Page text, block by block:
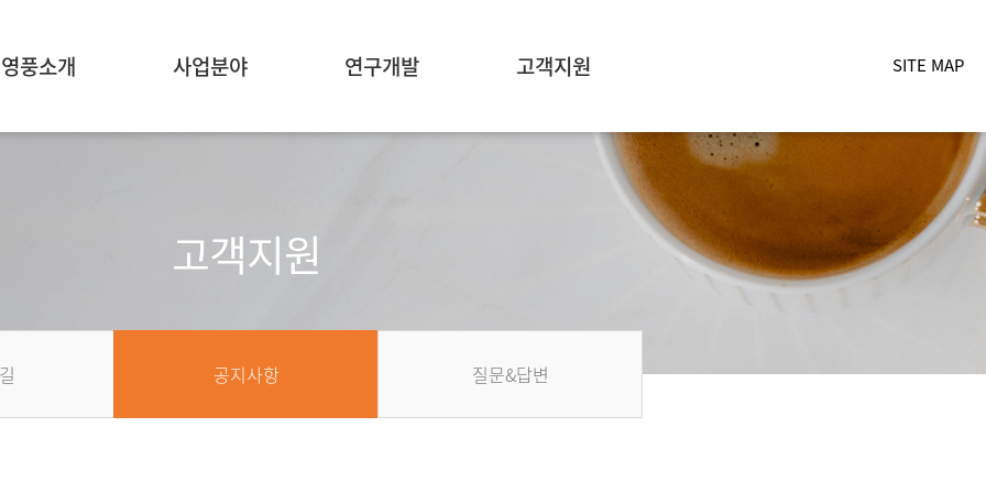
영풍소개 사업분야 연구개발 고객지원 SITE MAP
고객지원
공지사항 질문&답변